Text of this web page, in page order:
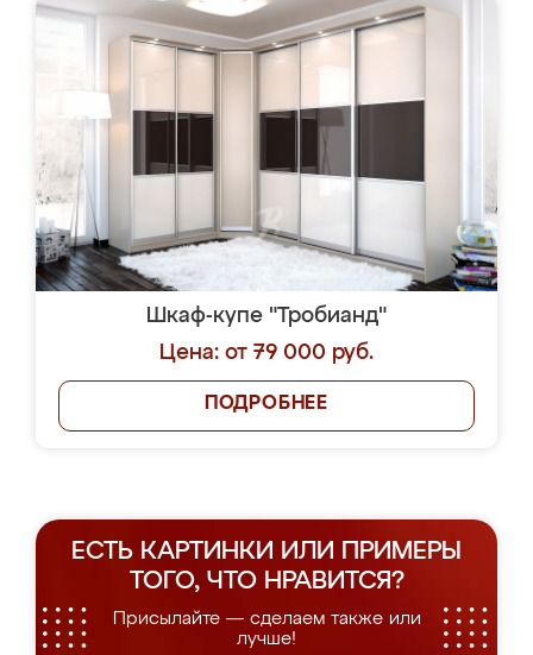
Шкаф-купе "Тробианд"
Цена: от 79 000 руб.
ПОДРОБНЕЕ
ЕСТЬ КАРТИНКИ ИЛИ ПРИМЕРЫ
ТОГО, ЧТО НРАВИТСЯ?
Присылайте — сделаем также или
лучше!